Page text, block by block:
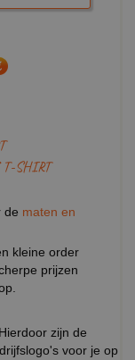
T-SHIRT
de maten en
kleine order
prijzen
zijn de
voor je op